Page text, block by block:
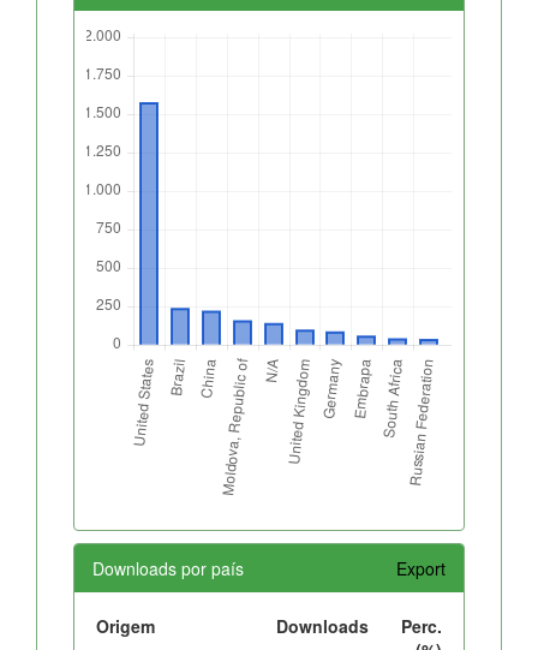
Downloads por país Export
Origem Downloads
Perc.